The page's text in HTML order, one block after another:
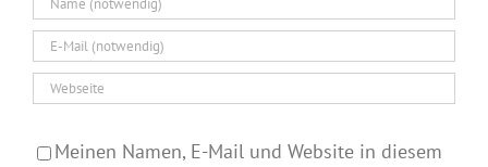
Meinen Namen, E-Mail und Website in diesem